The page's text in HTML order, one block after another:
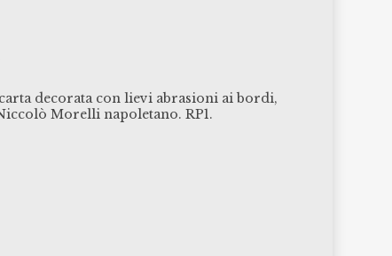
decorata con lievi abrasioni ai bordi,
Morelli napoletano. RP1.